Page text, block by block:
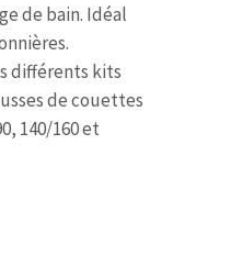
de bain. Idéal
différents kits
de couettes
140/160 et